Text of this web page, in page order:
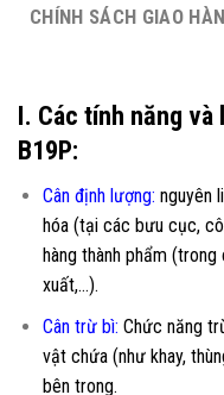
CHÍNH SÁCH GIAO
I. Các tính năng
B19P:
Cân định lượng: nguyên
hóa (tại các bưu cục,
hàng thành phẩm
xuất,…).
Cân trừ bì: Chức năng
vật chứa (như khay,
bên trong.